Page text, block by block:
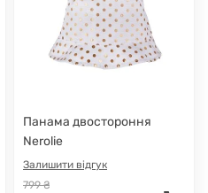
Панама двостороння
Nerolie
Залишити відгук
799 ₴